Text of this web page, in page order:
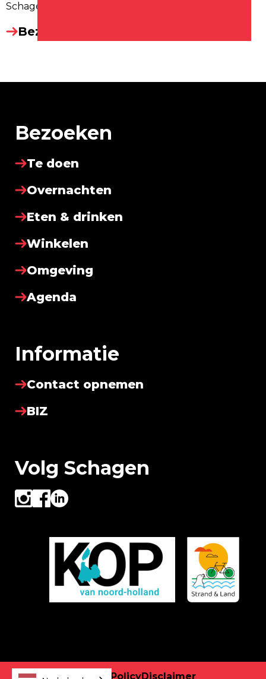
Schagen
Bezoek website
Bezoeken
Te doen
Overnachten
Eten & drinken
Winkelen
Omgeving
Agenda
Informatie
Contact opnemen
BIZ
Volg Schagen
Privacy PolicyDisclaimer